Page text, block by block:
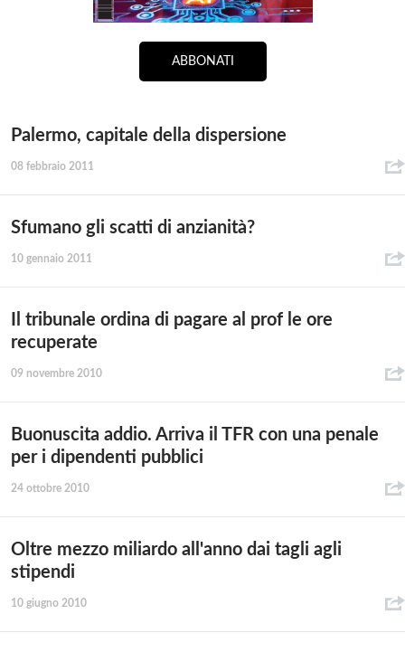
ABBONATI
Palermo, capitale della dispersione
08 febbraio 2011
Sfumano gli scatti di anzianità?
10 gennaio 2011
Il tribunale ordina di pagare al prof le ore
recuperate
09 novembre 2010
Buonuscita addio. Arriva il TFR con una penale
per i dipendenti pubblici
24 ottobre 2010
Oltre mezzo miliardo all'anno dai tagli agli
stipendi
10 giugno 2010